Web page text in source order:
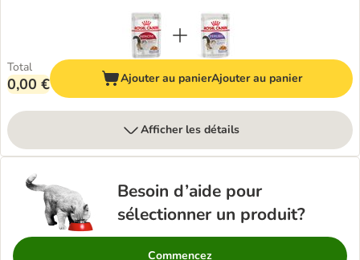
Total
0,00 € Ajouter au panierAjouter au panier
Afficher les détails
Besoin d’aide pour
sélectionner un produit?
Commencez